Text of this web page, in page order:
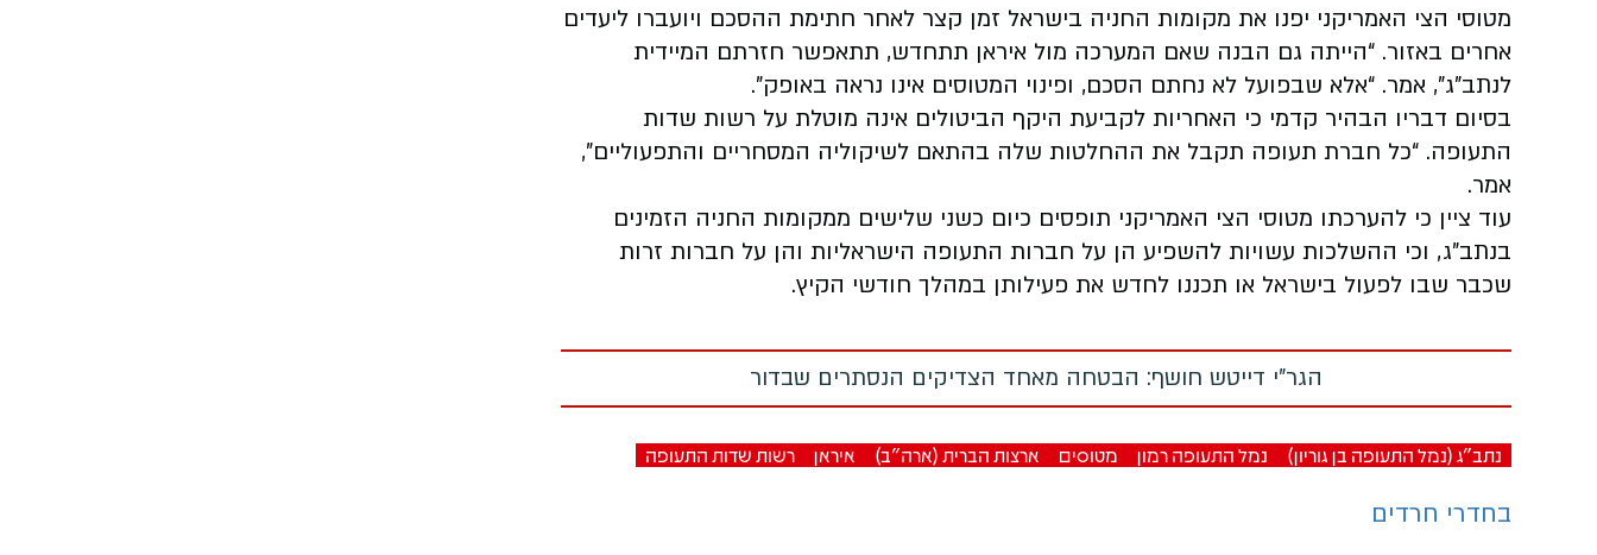
מטוסי הצי האמריקני יפנו את מקומות החניה בישראל זמן קצר לאחר חתימת ההסכם ויועברו ליעדים
אחרים באזור. “הייתה גם הבנה שאם המערכה מול איראן תתחדש, תתאפשר חזרתם המיידית
לנתב”ג”, אמר. “אלא שבפועל לא נחתם הסכם, ופינוי המטוסים אינו נראה באופק”.
בסיום דבריו הבהיר קדמי כי האחריות לקביעת היקף הביטולים אינה מוטלת על רשות שדות
התעופה. “כל חברת תעופה תקבל את ההחלטות שלה בהתאם לשיקוליה המסחריים והתפעוליים”,
אמר.
עוד ציין כי להערכתו מטוסי הצי האמריקני תופסים כיום כשני שלישים ממקומות החניה הזמינים
בנתב”ג, וכי ההשלכות עשויות להשפיע הן על חברות התעופה הישראליות והן על חברות זרות
שכבר שבו לפעול בישראל או תכננו לחדש את פעילותן במהלך חודשי הקיץ.
הגר"י דייטש חושף: הבטחה מאחד הצדיקים הנסתרים שבדור
נתב"ג (נמל התעופה בן גוריון) נמל התעופה רמון מטוסים ארצות הברית (ארה"ב) איראן רשות שדות התעופה
בחדרי חרדים